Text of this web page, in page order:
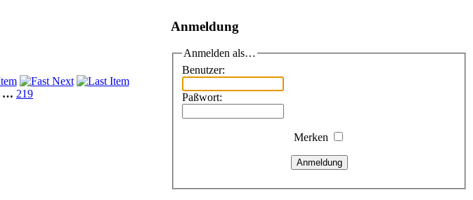
… 219
Anmeldung
Anmelden als…
Benutzer:
Paßwort:
Merken
Anmeldung